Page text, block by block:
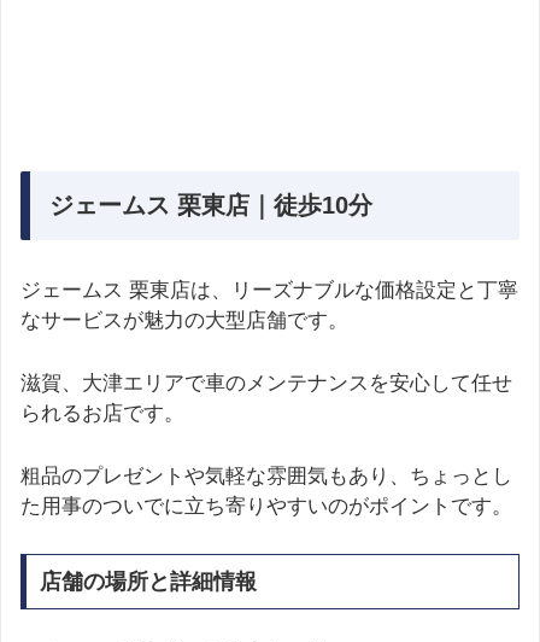
ジェームス 栗東店｜徒歩10分
ジェームス 栗東店は、リーズナブルな価格設定と丁寧
なサービスが魅力の大型店舗です。
滋賀、大津エリアで車のメンテナンスを安心して任せ
られるお店です。
粗品のプレゼントや気軽な雰囲気もあり、ちょっとし
た用事のついでに立ち寄りやすいのがポイントです。
店舗の場所と詳細情報